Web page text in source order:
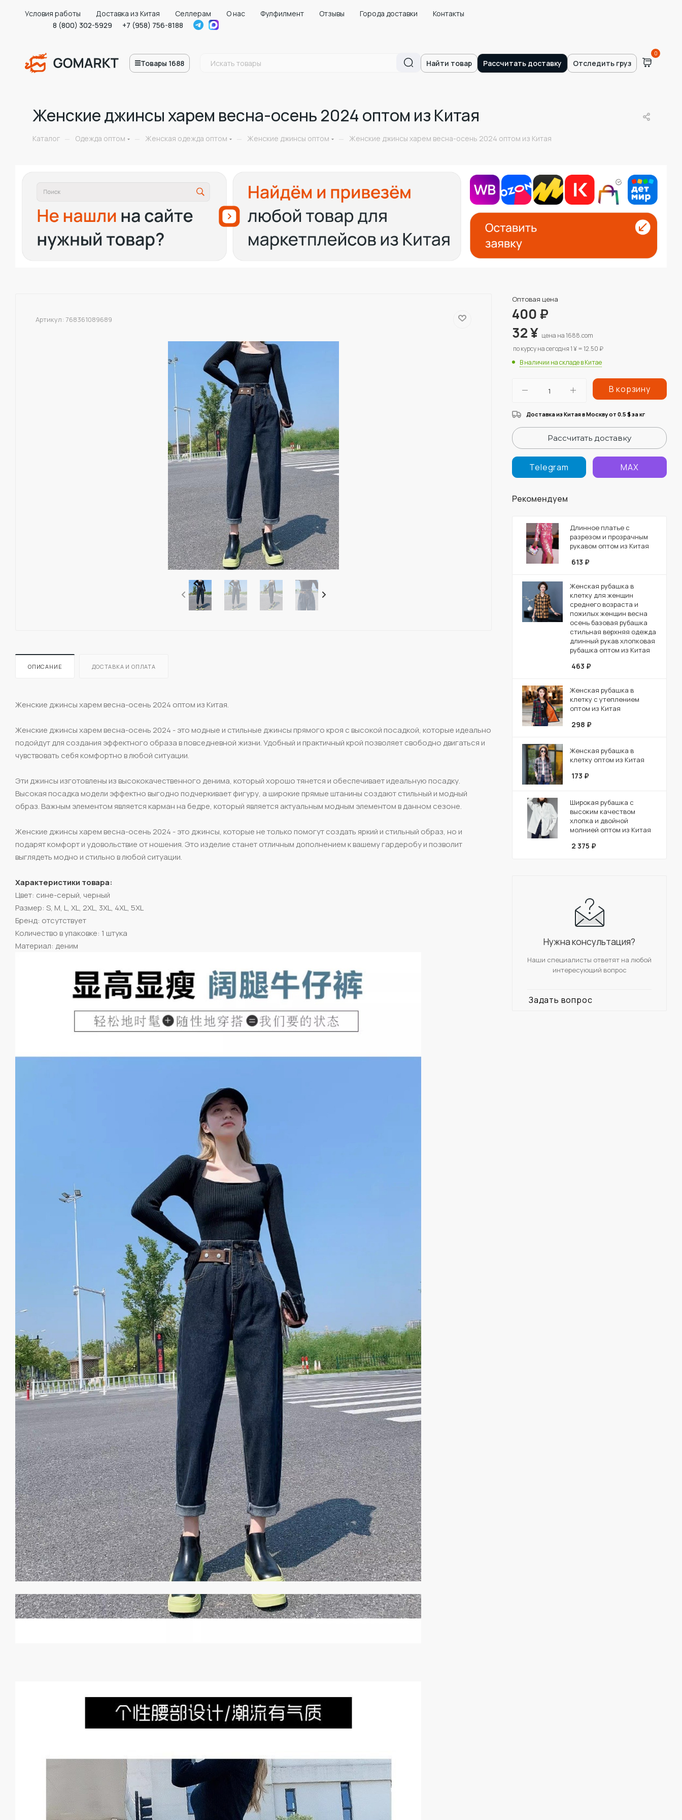
Условия работы Доставка из Китая Селлерам О нас Фулфилмент Отзывы Города доставки
Контакты
8 (800) 302-5929
+7 (958) 756-8188
Товары 1688 Найти товар Рассчитать доставку Отследить груз
0
Женские джинсы харем весна-осень 2024 оптом из Китая
Каталог — Одежда оптом — Женская одежда оптом — Женские джинсы оптом — Женские джинсы харем весна-осень 2024 оптом из Китая
Артикул: 768361089689
ОПИСАНИЕ ДОСТАВКА И ОПЛАТА
Женские джинсы харем весна-осень 2024 оптом из Китая.
Женские джинсы харем весна-осень 2024 - это модные и стильные джинсы прямого кроя с высокой посадкой, которые идеально
подойдут для создания эффектного образа в повседневной жизни. Удобный и практичный крой позволяет свободно двигаться и
чувствовать себя комфортно в любой ситуации.
Эти джинсы изготовлены из высококачественного денима, который хорошо тянется и обеспечивает идеальную посадку.
Высокая посадка модели эффектно выгодно подчеркивает фигуру, а широкие прямые штанины создают стильный и модный
образ. Важным элементом является карман на бедре, который является актуальным модным элементом в данном сезоне.
Женские джинсы харем весна-осень 2024 - это джинсы, которые не только помогут создать яркий и стильный образ, но и
подарят комфорт и удовольствие от ношения. Это изделие станет отличным дополнением к вашему гардеробу и позволит
выглядеть модно и стильно в любой ситуации.
Характеристики товара:
Цвет: сине-серый, черный
Размер: S, M, L, XL, 2XL, 3XL, 4XL, 5XL
Бренд: отсутствует
Количество в упаковке: 1 штука
Материал: деним
Оптовая цена
400₽
32¥ цена на 1688.com
по курсу на сегодня 1 ¥ = 12.50 ₽
В наличии на складе в Китае
В корзину
Доставка из Китая в Москву от 0.5 $за кг
Рассчитать доставку
Telegram MAX
Рекомендуем
Длинное платье с
разрезом и прозрачным
рукавом оптом из Китая
613 ₽
Женская рубашка в
клетку для женщин
среднего возраста и
пожилых женщин весна
осень базовая рубашка
стильная верхняя одежда
длинный рукав хлопковая
рубашка оптом из Китая
463 ₽
Женская рубашка в
клетку с утеплением
оптом из Китая
298 ₽
Женская рубашка в
клетку оптом из Китая
173 ₽
Широкая рубашка с
высоким качеством
хлопка и двойной
молнией оптом из Китая
2 375 ₽
Нужна консультация?
Наши специалисты ответят на любой
интересующий вопрос
Задать вопрос